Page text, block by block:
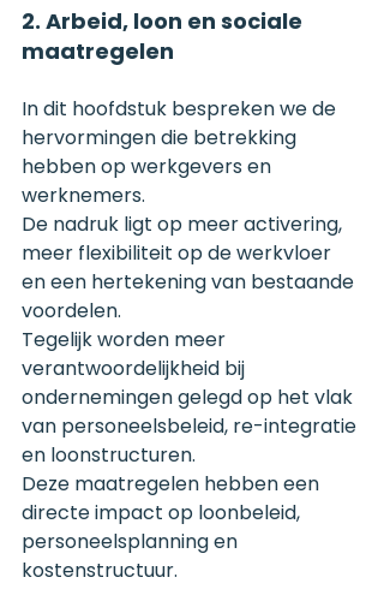
2. Arbeid, loon en sociale
maatregelen
In dit hoofdstuk bespreken we de
hervormingen die betrekking
hebben op werkgevers en
werknemers.
De nadruk ligt op meer activering,
meer flexibiliteit op de werkvloer
en een hertekening van bestaande
voordelen.
Tegelijk worden meer
verantwoordelijkheid bij
ondernemingen gelegd op het vlak
van personeelsbeleid, re-integratie
en loonstructuren.
Deze maatregelen hebben een
directe impact op loonbeleid,
personeelsplanning en
kostenstructuur.